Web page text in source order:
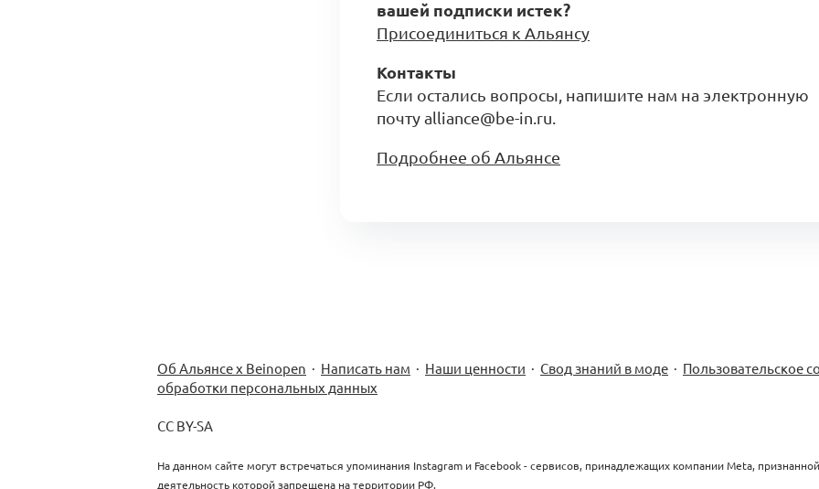
вашей подписки истек?
Присоединиться к Альянсу
Контакты
Если остались вопросы, напишите нам на электронную
почту alliance@be-in.ru.
Подробнее об Альянсе
Об Альянсе х Beinopen · Написать нам · Наши ценности · Свод знаний в моде · Пользовательское
обработки персональных данных
CC BY-SA
На данном сайте могут встречаться упоминания Instagram и Facebook - сервисов, принадлежащих компании Meta,
деятельность которой запрещена на территории РФ.